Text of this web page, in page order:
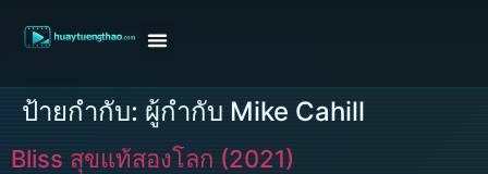
ป้ายกำกับ: ผู้กำกับ Mike Cahill
Bliss สุขแท้สองโลก (2021)